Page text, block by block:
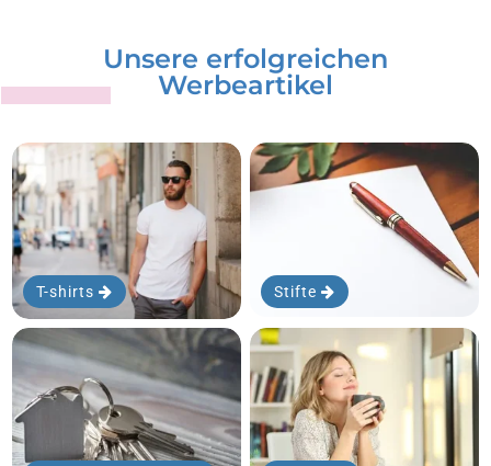
Unsere erfolgreichen
Werbeartikel
T-shirts Stifte